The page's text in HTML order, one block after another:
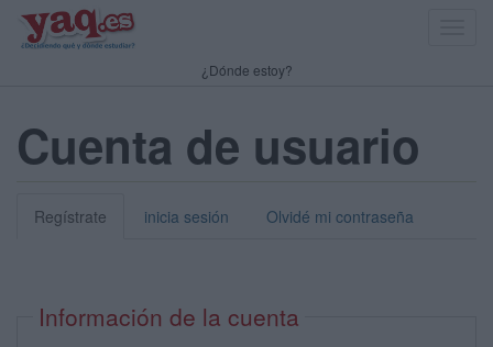
¿Dónde estoy?
Cuenta de usuario
Regístrate inicia sesión Olvidé mi contraseña
Información de la cuenta